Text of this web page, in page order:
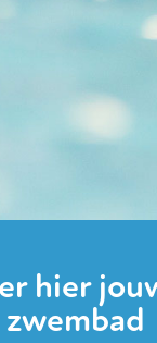
hier
zwembad